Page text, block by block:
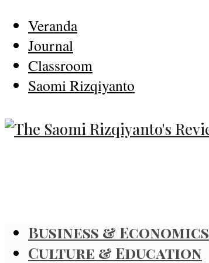
Veranda
Journal
Classroom
Saomi Rizqiyanto
Business & Economics
Culture & Education